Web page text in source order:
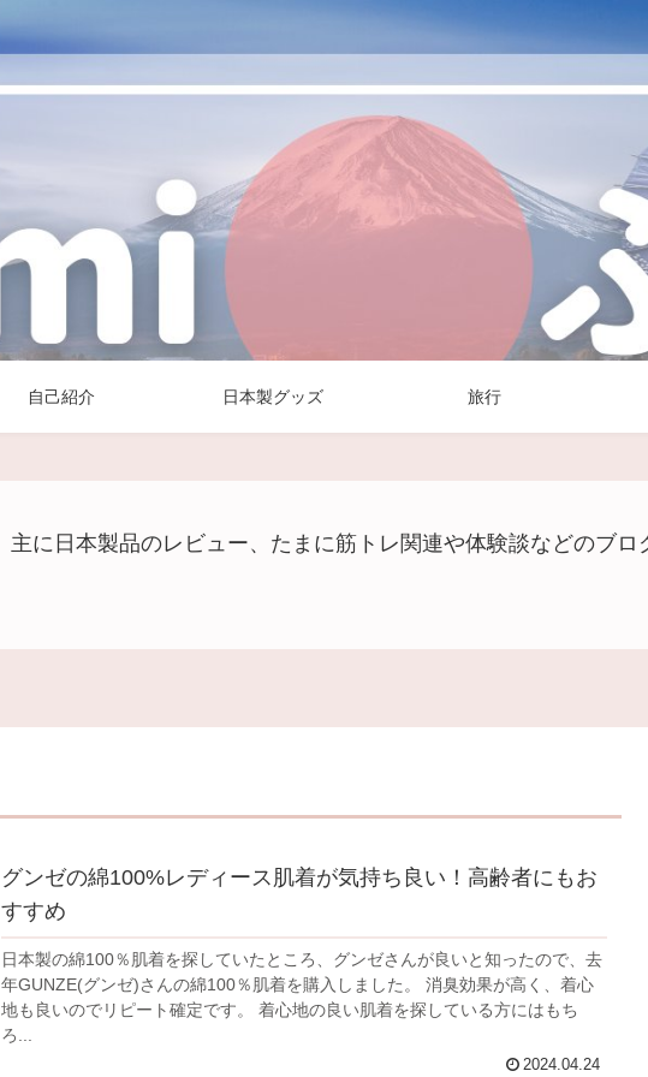
自己紹介 日本製グッズ 旅行
主に日本製品のレビュー、たまに筋トレ関連や体験談などのブロ
グンゼの綿100%レディース肌着が気持ち良い！高齢者にもお
すすめ
日本製の綿100％肌着を探していたところ、グンゼさんが良いと知ったので、去
年GUNZE(グンゼ)さんの綿100％肌着を購入しました。 消臭効果が高く、着心
地も良いのでリピート確定です。 着心地の良い肌着を探している方にはもち
ろ...
2024.04.24